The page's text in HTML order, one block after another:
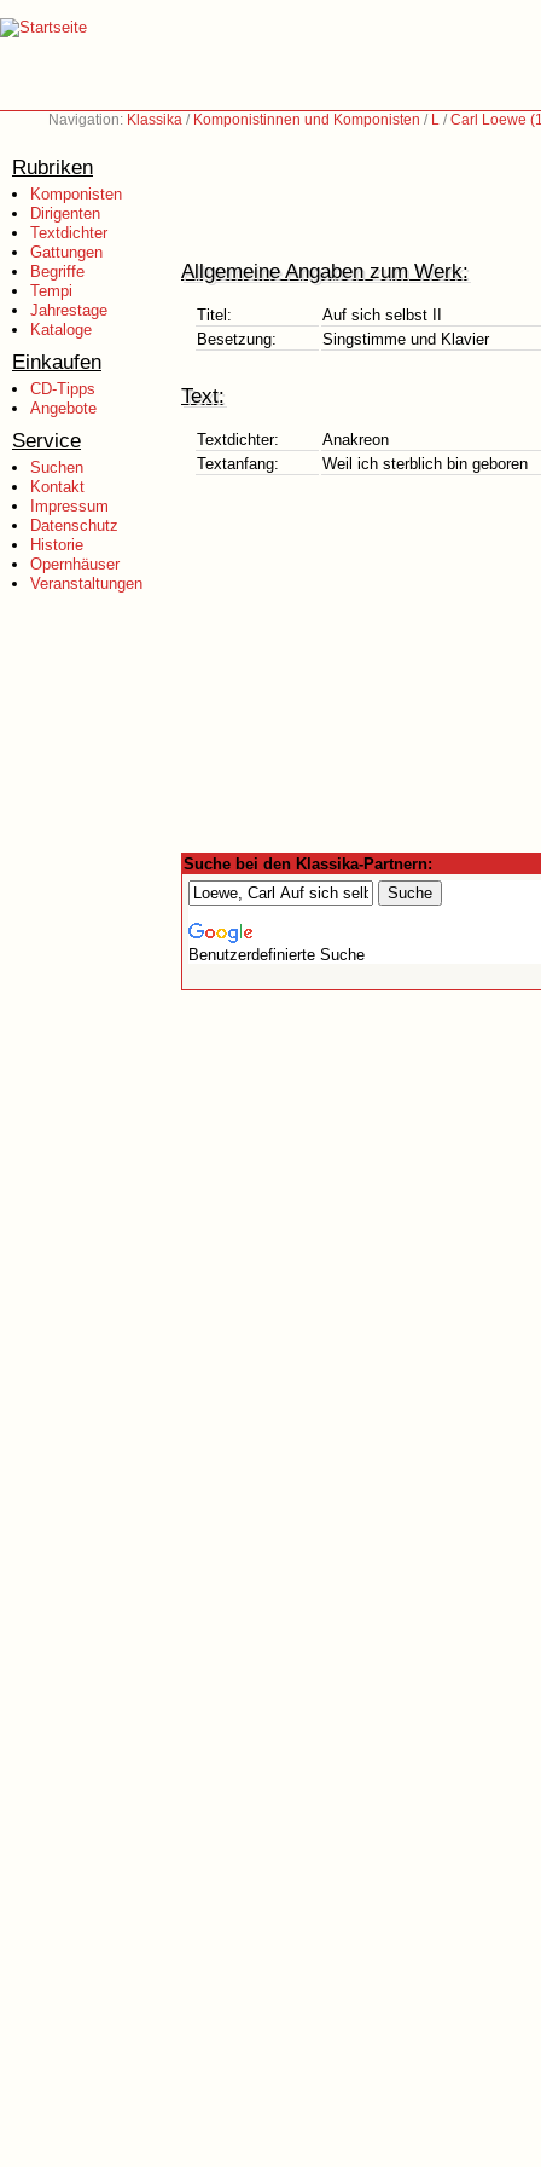
Navigation: Klassika / Komponistinnen und Komponisten / L /Carl Loewe
Rubriken
Komponisten
Dirigenten
Textdichter
Gattungen
Begriffe
Tempi
Jahrestage
Kataloge
Einkaufen
CD-Tipps
Angebote
Service
Suchen
Kontakt
Impressum
Datenschutz
Historie
Opernhäuser
Veranstaltungen
Allgemeine Angaben zum Werk:
Titel:
Auf sich selbst II
Besetzung:
Singstimme und Klavier
Text:
Textdichter:
Anakreon
Textanfang:
Weil ich sterblich bin geboren
Suche bei den Klassika-Partnern:
Benutzerdefinierte Suche